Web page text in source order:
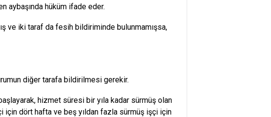
aybaşında hüküm ifade eder.
ve iki taraf da fesih bildiriminde bulunmamışsa,
diğer tarafa bildirilmesi gerekir.
hizmet süresi bir yıla kadar sürmüş olan
için dört hafta ve beş yıldan fazla sürmüş işçi için